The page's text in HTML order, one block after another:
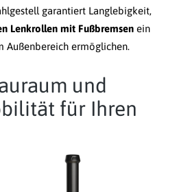
garantiert Langlebigkeit,
Lenkrollen mit Fußbremsen ein
Außenbereich ermöglichen.
und
für Ihren